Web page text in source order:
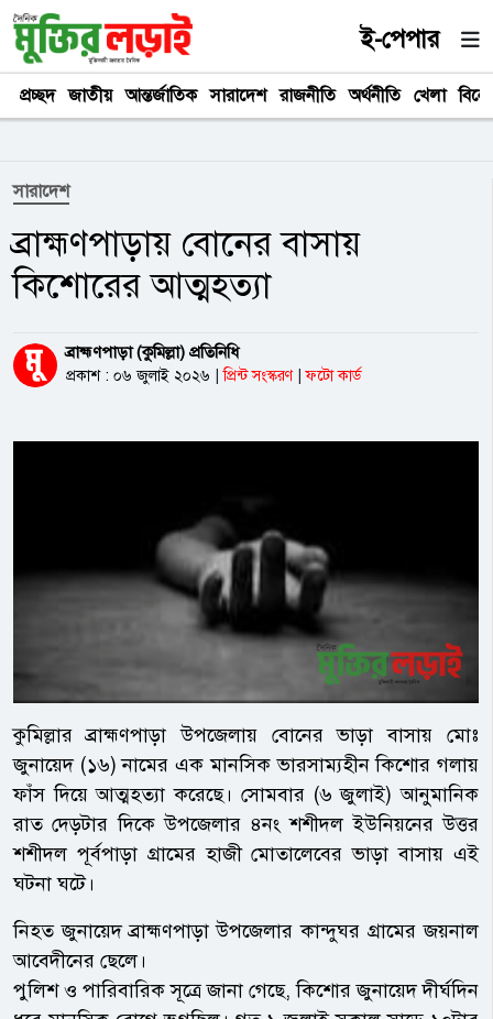
ই-পেপার
প্রচ্ছদ জাতীয় আন্তর্জাতিক সারাদেশ রাজনীতি অর্থনীতি খেলা
সারাদেশ
ব্রাহ্মণপাড়ায় বোনের বাসায়
কিশোরের আত্মহত্যা
ব্রাহ্মণপাড়া (কুমিল্লা) প্রতিনিধি
প্রকাশ : ০৬ জুলাই ২০২৬ প্রিন্ট সংস্করণ ফটো কার্ড
কুমিল্লার ব্রাহ্মণপাড়া উপজেলায় বোনের ভাড়া বাসায় মোঃ
জুনায়েদ (১৬) নামের এক মানসিক ভারসাম্যহীন কিশোর গলায়
ফাঁস দিয়ে আত্মহত্যা করেছে। সোমবার (৬ জুলাই) আনুমানিক
রাত দেড়টার দিকে উপজেলার ৪নং শশীদল ইউনিয়নের উত্তর
শশীদল পূর্বপাড়া গ্রামের হাজী মোতালেবের ভাড়া বাসায় এই
ঘটনা ঘটে।
​নিহত জুনায়েদ ব্রাহ্মণপাড়া উপজেলার কান্দুঘর গ্রামের জয়নাল
আবেদীনের ছেলে।
​পুলিশ ও পারিবারিক সূত্রে জানা গেছে, কিশোর জুনায়েদ দীর্ঘদিন